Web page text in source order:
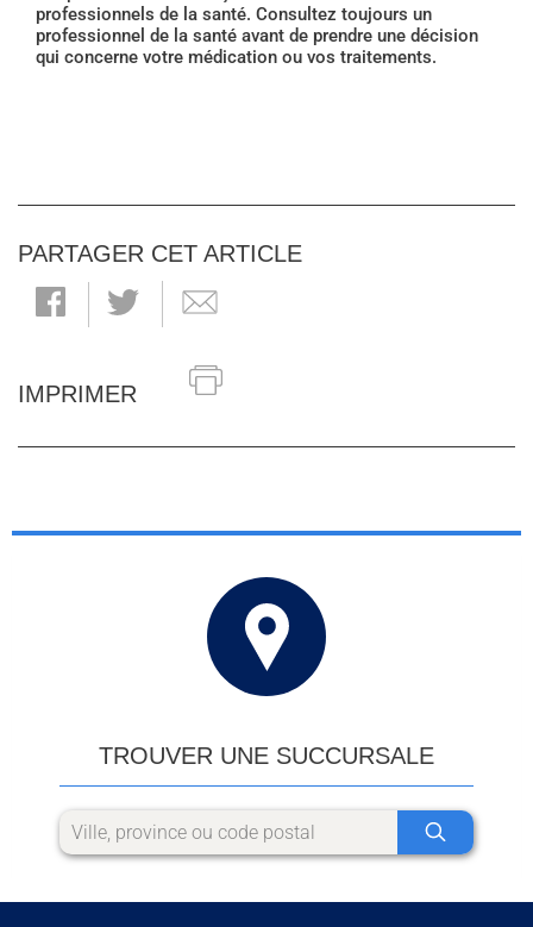
professionnels de la santé. Consultez toujours un
professionnel de la santé avant de prendre une décision
qui concerne votre médication ou vos traitements.
PARTAGER CET ARTICLE
IMPRIMER
TROUVER UNE SUCCURSALE